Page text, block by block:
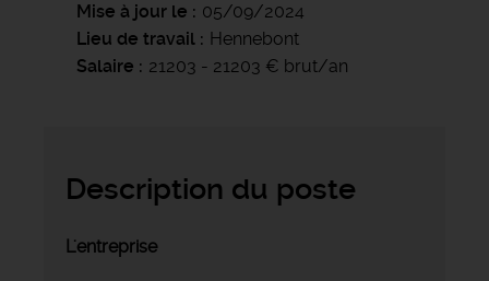
Mise à jour le
05/09/2024
Lieu de travail
Hennebont
Salaire
21203 - 21203 € brut/an
Description du poste
L'entreprise